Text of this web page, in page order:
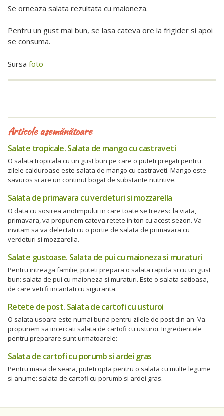
Se orneaza salata rezultata cu maioneza.
Pentru un gust mai bun, se lasa cateva ore la frigider si apoi
se consuma.
Sursa foto
Articole asemănătoare
Salate tropicale. Salata de mango cu castraveti
O salata tropicala cu un gust bun pe care o puteti pregati pentru
zilele calduroase este salata de mango cu castraveti. Mango este
savuros si are un continut bogat de substante nutritive.
Salata de primavara cu verdeturi si mozzarella
O data cu sosirea anotimpului in care toate se trezesc la viata,
primavara, va propunem cateva retete in ton cu acest sezon. Va
invitam sa va delectati cu o portie de salata de primavara cu
verdeturi si mozzarella.
Salate gustoase. Salata de pui cu maioneza si muraturi
Pentru intreaga familie, puteti prepara o salata rapida si cu un gust
bun: salata de pui cu maioneza si muraturi. Este o salata satioasa,
de care veti fi incantati cu siguranta.
Retete de post. Salata de cartofi cu usturoi
O salata usoara este numai buna pentru zilele de post din an. Va
propunem sa incercati salata de cartofi cu usturoi. Ingredientele
pentru preparare sunt urmatoarele:
Salata de cartofi cu porumb si ardei gras
Pentru masa de seara, puteti opta pentru o salata cu multe legume
si anume: salata de cartofi cu porumb si ardei gras.